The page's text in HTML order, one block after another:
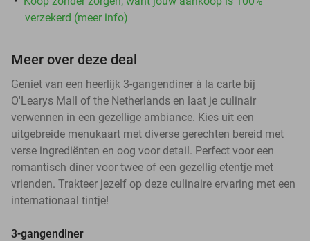
verzekerd (meer info)
Meer over deze deal
Geniet van een heerlijk 3-gangendiner à la carte bij
O'Learys Mall of the Netherlands en laat je culinair
verwennen in een gezellige ambiance. Kies uit een
uitgebreide menukaart met diverse gerechten bereid met
verse ingrediënten en oog voor detail. Perfect voor een
romantisch diner voor twee of een gezellig etentje met
vrienden. Trakteer jezelf op deze culinaire ervaring met een
internationaal tintje!
3-gangendiner